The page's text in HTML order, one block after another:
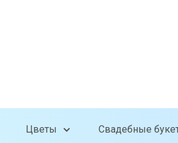
Цветы Свадебные